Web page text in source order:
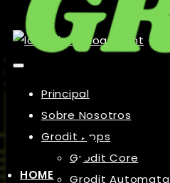
Principal
Sobre Nosotros
Grodit Apps
Grodit Core
Grodit Automata
HOME